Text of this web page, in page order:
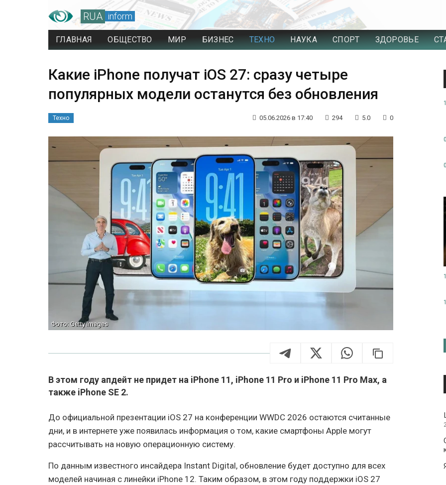
RUA inform
ГЛАВНАЯ ОБЩЕСТВО МИР БИЗНЕС ТЕХНО НАУКА СПОРТ ЗДОРОВЬЕ
Какие iPhone получат iOS 27: сразу четыре
популярных модели останутся без обновления
Техно 05.06.2026 в 17:40 294 5.0 0
Фото: Getty Images
В этом году апдейт не придет на iPhone 11, iPhone 11 Pro и iPhone 11 Pro Max, а
также iPhone SE 2.
До официальной презентации iOS 27 на конференции WWDC 2026 остаются считанные
дни, и в интернете уже появилась информация о том, какие смартфоны Apple могут
рассчитывать на новую операционную систему.
По данным известного инсайдера Instant Digital, обновление будет доступно для всех
моделей начиная с линейки iPhone 12. Таким образом, в этом году поддержки iOS 27